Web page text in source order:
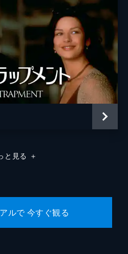
と見る ＋
ルで 今すぐ観る